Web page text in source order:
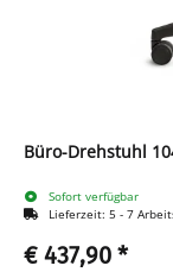
Büro-Drehstuhl
Sofort verfügbar
Lieferzeit: 5 - 7
€ 437,90 *